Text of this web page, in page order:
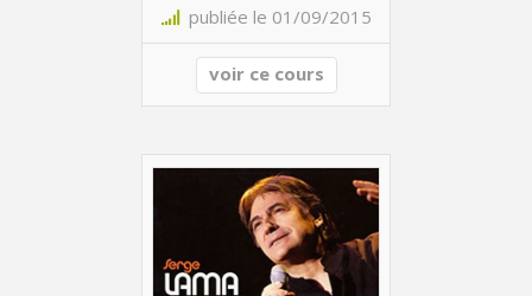
publiée le 01/09/2015
voir ce cours